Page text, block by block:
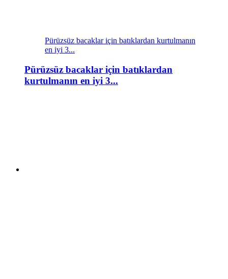
Pürüzsüz bacaklar için batıklardan kurtulmanın
en iyi 3...
Pürüzsüz bacaklar için batıklardan
kurtulmanın en iyi 3...